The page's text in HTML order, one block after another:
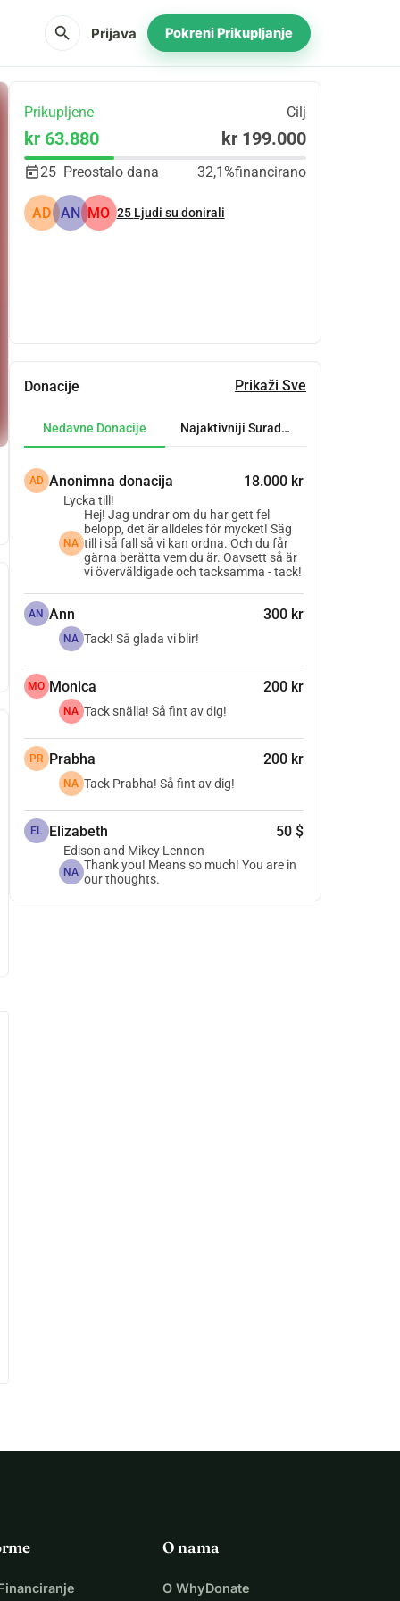
search Prijava Pokreni Prikupljanje
Prikupljene Cilj
kr 63.880 kr 199.000
25 Preostalo dana 32,1%financirano
AD AN MO 25 Ljudi su donirali
Donacije Prikaži Sve
Nedavne Donacije Najaktivniji Suradnici
AD Anonimna donacija 18.000 kr
Lycka till!
NA
Hej! Jag undrar om du har gett fel
belopp, det är alldeles för mycket! Säg
till i så fall så vi kan ordna. Och du får
gärna berätta vem du är. Oavsett så är
vi överväldigade och tacksamma - tack!
AN Ann 300 kr
NA Tack! Så glada vi blir!
MO Monica 200 kr
NA Tack snälla! Så fint av dig!
PR Prabha 200 kr
NA Tack Prabha! Så fint av dig!
EL Elizabeth 50 $
Edison and Mikey Lennon
NA Thank you! Means so much! You are in
our thoughts.
O nama
O WhyDonate